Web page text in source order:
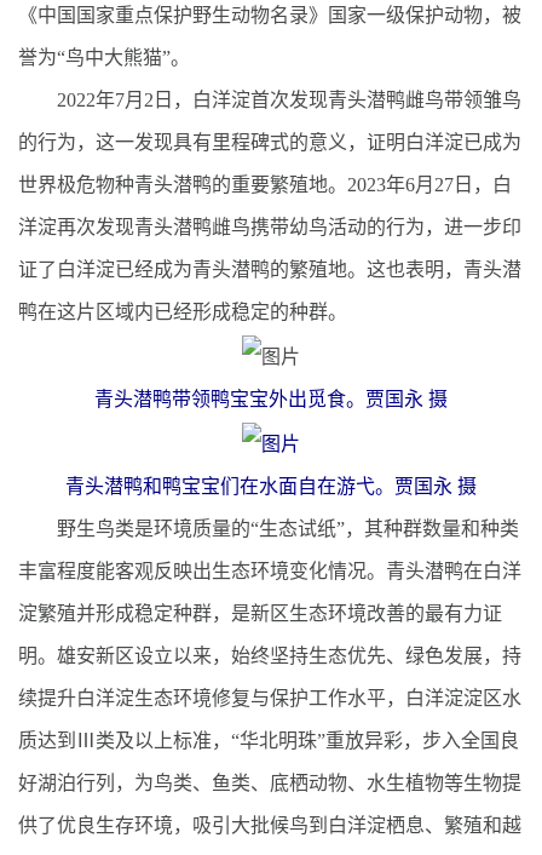
《中国国家重点保护野生动物名录》国家一级保护动物，被
誉为“鸟中大熊猫”。
2022年7月2日，白洋淀首次发现青头潜鸭雌鸟带领雏鸟
的行为，这一发现具有里程碑式的意义，证明白洋淀已成为
世界极危物种青头潜鸭的重要繁殖地。2023年6月27日，白
洋淀再次发现青头潜鸭雌鸟携带幼鸟活动的行为，进一步印
证了白洋淀已经成为青头潜鸭的繁殖地。这也表明，青头潜
鸭在这片区域内已经形成稳定的种群。
青头潜鸭带领鸭宝宝外出觅食。贾国永 摄
青头潜鸭和鸭宝宝们在水面自在游弋。贾国永 摄
野生鸟类是环境质量的“生态试纸”，其种群数量和种类
丰富程度能客观反映出生态环境变化情况。青头潜鸭在白洋
淀繁殖并形成稳定种群，是新区生态环境改善的最有力证
明。雄安新区设立以来，始终坚持生态优先、绿色发展，持
续提升白洋淀生态环境修复与保护工作水平，白洋淀淀区水
质达到Ⅲ类及以上标准，“华北明珠”重放异彩，步入全国良
好湖泊行列，为鸟类、鱼类、底栖动物、水生植物等生物提
供了优良生存环境，吸引大批候鸟到白洋淀栖息、繁殖和越